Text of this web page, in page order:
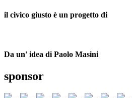
il civico giusto è un progetto di
Da un' idea di Paolo Masini
sponsor